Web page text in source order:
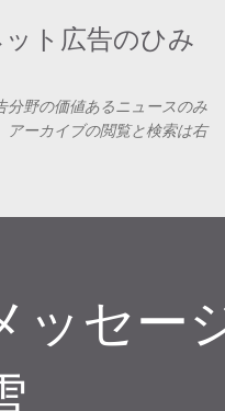
プしてメイン コンテンツに移動
ト広告のひみ
分野の価値あるニュースのみ
アーカイブの閲覧と検索は右
ッセー